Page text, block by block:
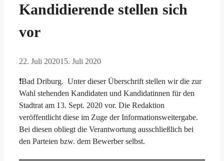
Kandidierende stellen sich
vor
22. Juli 202015. Juli 2020
❗Bad Driburg. Unter dieser Überschrift stellen wir die zur
Wahl stehenden Kandidaten und Kandidatinnen für den
Stadtrat am 13. Sept. 2020 vor. Die Redaktion
veröffentlicht diese im Zuge der Informationsweitergabe.
Bei diesen obliegt die Verantwortung ausschließlich bei
den Parteien bzw. dem Bewerber selbst.